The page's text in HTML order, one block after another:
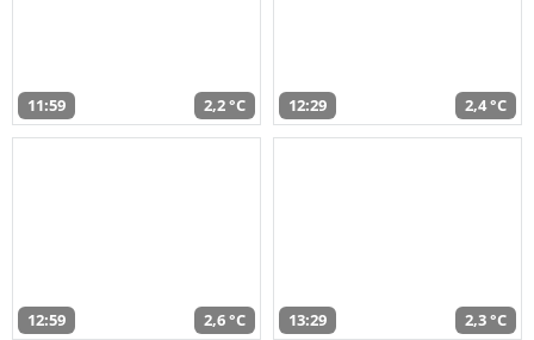
11:59 2,2 °C 12:29 2,4 °C
12:59 2,6 °C 13:29 2,3 °C